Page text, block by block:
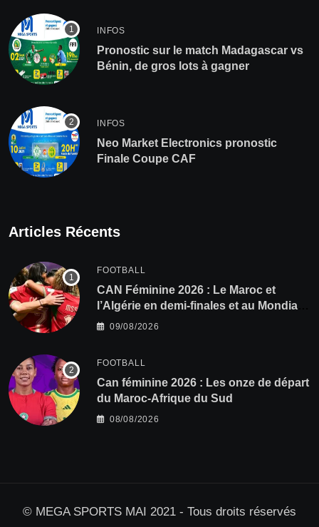
INFOS
Pronostic sur le match Madagascar vs
Bénin, de gros lots à gagner
INFOS
Neo Market Electronics pronostic
Finale Coupe CAF
Articles Récents
FOOTBALL
CAN Féminine 2026 : Le Maroc et
l’Algérie en demi-finales et au Mondial
2027 !
09/08/2026
FOOTBALL
‎Can féminine 2026 : Les onze de départ
du Maroc-Afrique du Sud
08/08/2026
© MEGA SPORTS MAI 2021 - Tous droits réservés